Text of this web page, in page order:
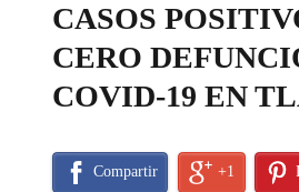
CASOS
CERO
COVID-19 EN
Compartir +1